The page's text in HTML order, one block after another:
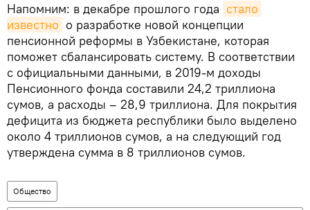
Напомним: в декабре прошлого года стало
известно о разработке новой концепции
пенсионной реформы в Узбекистане, которая
поможет сбалансировать систему. В соответствии
с официальными данными, в 2019-м доходы
Пенсионного фонда составили 24,2 триллиона
сумов, а расходы – 28,9 триллиона. Для покрытия
дефицита из бюджета республики было выделено
около 4 триллионов сумов, а на следующий год
утверждена сумма в 8 триллионов сумов.
Общество